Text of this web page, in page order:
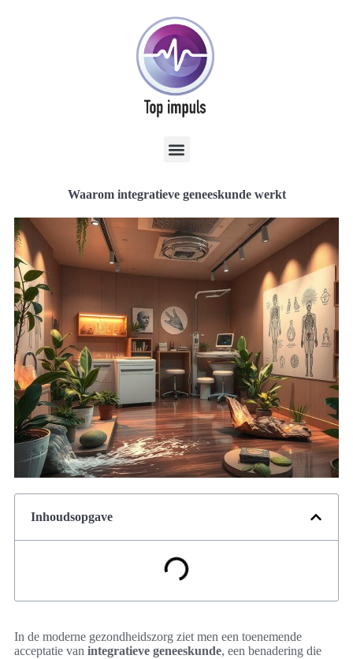
Waarom integratieve geneeskunde werkt
Inhoudsopgave
In de moderne gezondheidszorg ziet men een toenemende
acceptatie van integratieve geneeskunde, een benadering die